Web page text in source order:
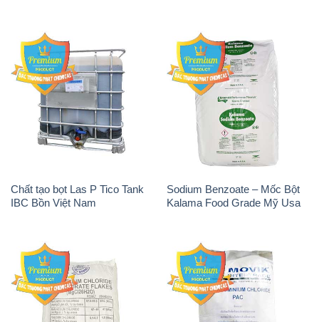
Chất tạo bọt Las P Tico Tank
IBC Bồn Việt Nam
Sodium Benzoate – Mốc Bột
Kalama Food Grade Mỹ Usa